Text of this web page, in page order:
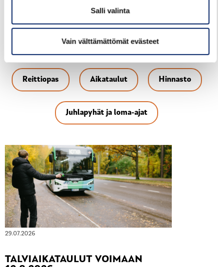
Salli valinta
Vain välttämättömät evästeet
Vuorot reittioppaassa
Rantahaka klo 10.50.Vuoro reittioppaassa.
Reittiopas Aikataulut Hinnasto
Juhlapyhät ja loma-ajat
29.07.2026
TALVIAIKATAULUT VOIMAAN